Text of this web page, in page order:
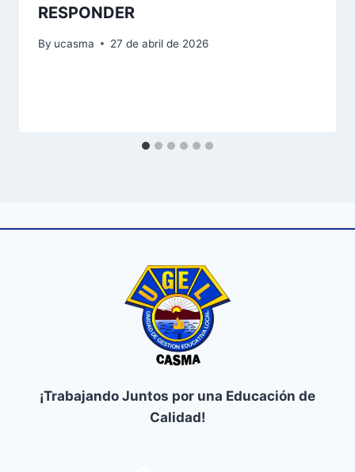
RESPONDER
By ucasma 27 de abril de 2026
¡Trabajando Juntos por una Educación de
Calidad!